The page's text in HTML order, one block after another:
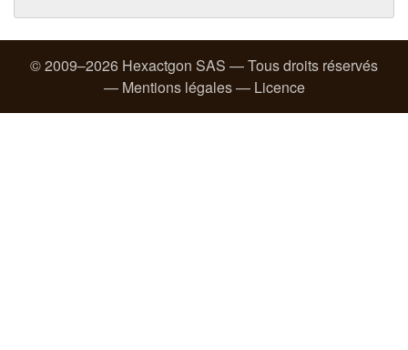
© 2009–2026 Hexactgon SAS — Tous droits réservés
— Mentions légales— Licence